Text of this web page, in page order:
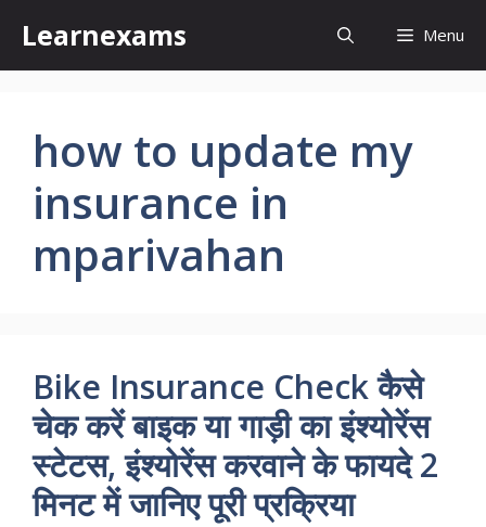
content
Learnexams Menu
how to update my
insurance in
mparivahan
Bike Insurance Check कैसे
चेक करें बाइक या गाड़ी का इंश्योरेंस
स्टेटस, इंश्योरेंस करवाने के फायदे 2
मिनट में जानिए पूरी प्रक्रिया